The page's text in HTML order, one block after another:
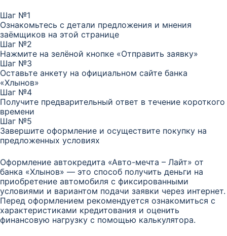
Шаг №1
Ознакомьтесь с детали предложения и мнения
заёмщиков на этой странице
Шаг №2
Нажмите на зелёной кнопке «Отправить заявку»
Шаг №3
Оставьте анкету на официальном сайте банка
«Хлынов»
Шаг №4
Получите предварительный ответ в течение короткого
времени
Шаг №5
Завершите оформление и осуществите покупку на
предложенных условиях
Оформление автокредита «Авто-мечта – Лайт» от
банка «Хлынов» — это способ получить деньги на
приобретение автомобиля с фиксированными
условиями и вариантом подачи заявки через интернет.
Перед оформлением рекомендуется ознакомиться с
характеристиками кредитования и оценить
финансовую нагрузку с помощью калькулятора.